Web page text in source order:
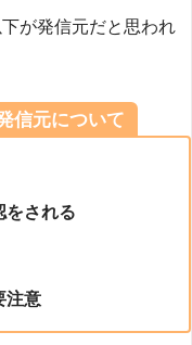
が発信元だと思われ
信元について
をされる
注意